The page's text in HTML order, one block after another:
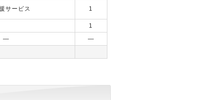
サービス 1
1
―
―